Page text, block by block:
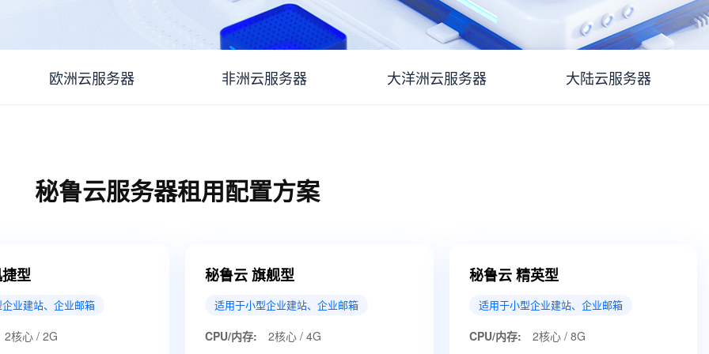
欧洲云服务器 非洲云服务器 大洋洲云服务器 大陆云服务器
秘鲁云服务器租用配置方案
型
业建站、企业邮箱
2核心 / 2G
秘鲁云 旗舰型
适用于小型企业建站、企业邮箱
CPU/内存:
2核心 / 4G
秘鲁云 精英型
适用于小型企业建站、企业邮箱
CPU/内存:
2核心 / 8G